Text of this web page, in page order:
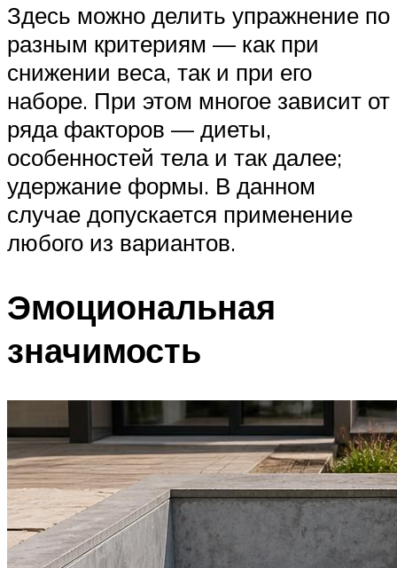
Здесь можно делить упражнение по
разным критериям — как при
снижении веса, так и при его
наборе. При этом многое зависит от
ряда факторов — диеты,
особенностей тела и так далее;
удержание формы. В данном
случае допускается применение
любого из вариантов.
Эмоциональная
значимость